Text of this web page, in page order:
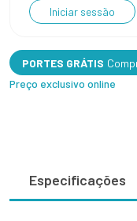
Iniciar sessão
PORTES GRÁTIS
Preço exclusivo online
Especificações